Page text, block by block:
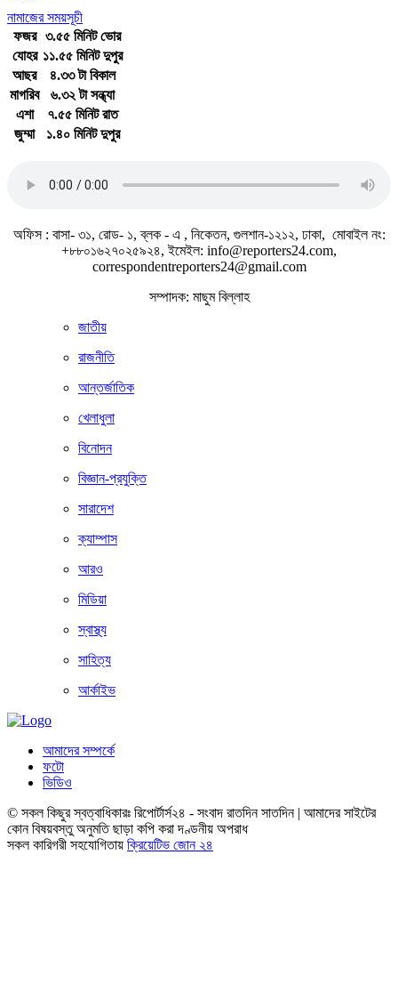
নামাজের সময়সূচী
ফজর
৩.৫৫ মিনিট ভোর
যোহর ১১.৫৫ মিনিট দুপুর
আছর
৪.৩৩ টা বিকাল
মাগরিব
৬.৩২ টা সন্ধ্যা
এশা
৭.৫৫ মিনিট রাত
জুম্মা
১.৪০ মিনিট দুপুর
অফিস : বাসা- ৩১, রোড- ১, ব্লক - এ , নিকেতন, গুলশান-১২১২, ঢাকা, মোবাইল নং:
+৮৮০১৬২৭০২৫৯২৪, ইমেইল: info@reporters24.com,
correspondentreporters24@gmail.com
সম্পাদক: মাছুম বিল্লাহ
জাতীয়
রাজনীতি
আন্তর্জাতিক
খেলাধুলা
বিনোদন
বিজ্ঞান-প্রযুক্তি
সারাদেশ
ক্যাম্পাস
আরও
মিডিয়া
স্বাস্থ্য
সাহিত্য
আর্কাইভ
আমাদের সম্পর্কে
ফটো
ভিডিও
© সকল কিছুর স্বত্বাধিকারঃ রিপোর্টার্স২৪ - সংবাদ রাতদিন সাতদিন | আমাদের সাইটের
কোন বিষয়বস্তু অনুমতি ছাড়া কপি করা দণ্ডনীয় অপরাধ
সকল কারিগরী সহযোগিতায় ক্রিয়েটিভ জোন ২৪